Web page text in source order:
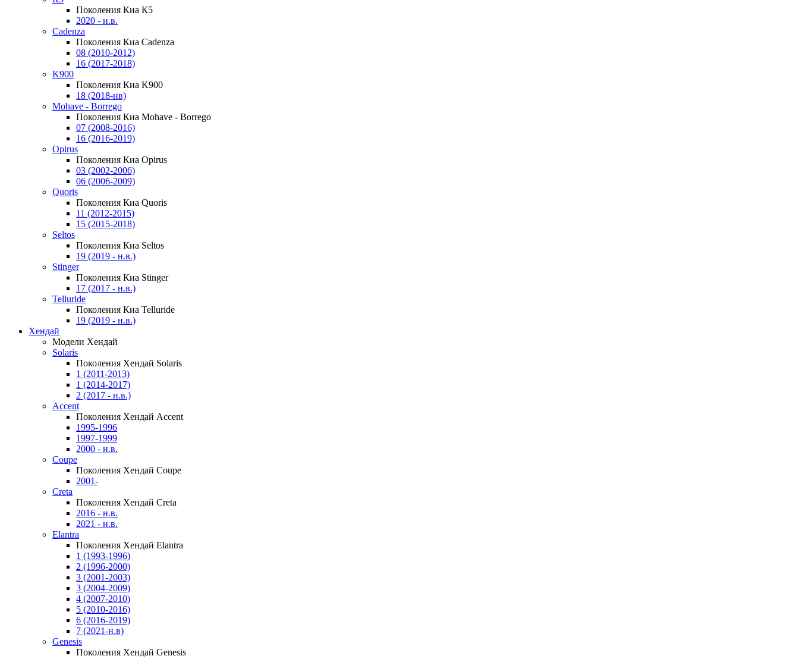
Поколения Киа К5
2020 - н.в.
Cadenza
Поколения Киа Cadenza
08 (2010-2012)
16 (2017-2018)
K900
Поколения Киа K900
18 (2018-нв)
Mohave - Borrego
Поколения Киа Mohave - Borrego
07 (2008-2016)
16 (2016-2019)
Opirus
Поколения Киа Opirus
03 (2002-2006)
06 (2006-2009)
Quoris
Поколения Киа Quoris
11 (2012-2015)
15 (2015-2018)
Seltos
Поколения Киа Seltos
19 (2019 - н.в.)
Stinger
Поколения Киа Stinger
17 (2017 - н.в.)
Telluride
Поколения Киа Telluride
19 (2019 - н.в.)
Хендай
Модели Хендай
Solaris
Поколения Хендай Solaris
1 (2011-2013)
1 (2014-2017)
2 (2017 - н.в.)
Accent
Поколения Хендай Accent
1995-1996
1997-1999
2000 - н.в.
Coupe
Поколения Хендай Coupe
2001-
Creta
Поколения Хендай Creta
2016 - н.в.
2021 - н.в.
Elantra
Поколения Хендай Elantra
1 (1993-1996)
2 (1996-2000)
3 (2001-2003)
3 (2004-2009)
4 (2007-2010)
5 (2010-2016)
6 (2016-2019)
7 (2021-н.в)
Genesis
Поколения Хендай Genesis